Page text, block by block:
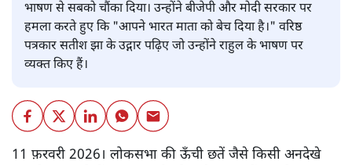
भाषण से सबको चौंका दिया। उन्होंने बीजेपी और मोदी सरकार पर
हमला करते हुए कि "आपने भारत माता को बेच दिया है।" वरिष्ठ
पत्रकार सतीश झा के उद्गार पढ़िए जो उन्होंने राहुल के भाषण पर
व्यक्त किए हैं।
11 फ़रवरी 2026। लोकसभा की ऊँची छतें जैसे किसी अनदेखे